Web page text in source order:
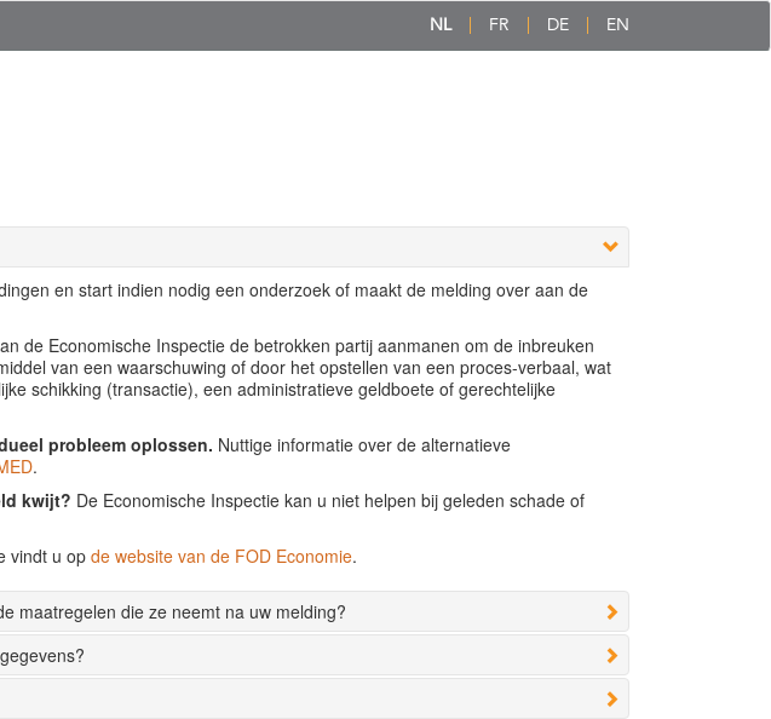
NL FR DE EN
en start indien nodig een onderzoek of maakt de melding over aan de
de Economische Inspectie de betrokken partij aanmanen om de inbreuken
van een waarschuwing of door het opstellen van een proces-verbaal, wat
schikking (transactie), een administratieve geldboete of gerechtelijke
probleem oplossen. Nuttige informatie over de alternatieve
.
kwijt? De Economische Inspectie kan u niet helpen bij geleden schade of
vindt u op de website van de FOD Economie.
maatregelen die ze neemt na uw melding?